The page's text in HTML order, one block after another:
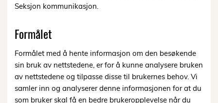
Seksjon kommunikasjon.
Formålet
Formålet med å hente informasjon om den besøkende
sin bruk av nettstedene, er for å kunne analysere bruken
av nettstedene og tilpasse disse til brukernes behov. Vi
samler inn og analyserer denne informasjonen for at du
som bruker skal få en bedre brukeropplevelse når du